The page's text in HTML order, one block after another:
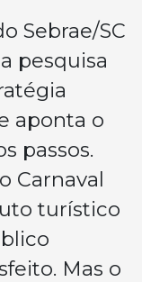
Sebrae/SC
pesquisa
aponta o
passos.
Carnaval
turístico
Mas o